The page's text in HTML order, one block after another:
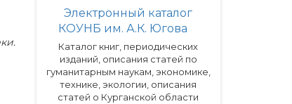
Электронный каталог
КОУНБ им. А.К. Югова
Каталог книг, периодических
изданий, описания статей по
гуманитарным наукам, экономике,
технике, экологии, описания
статей о Курганской области